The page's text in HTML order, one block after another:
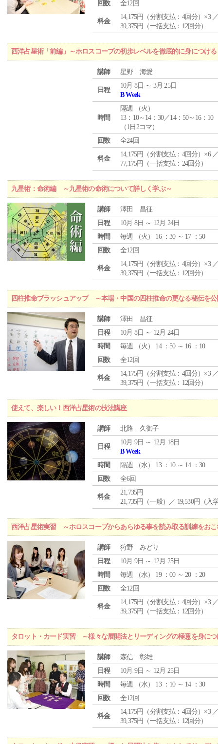
回数
全12回
料金
14,175円（分割支払：4回分）×3
39,375円（一括支払：12回分）
西洋占星術「前編」～ホロスコープの初歩レベルを徹底的に身につける
講師 星野 海愛
日程
10月 8日 ～ 3月 25日
B Week
時間
隔週 （火 ）
13：10～14：30／14：50～16：10
（1日2コマ）
回数
全24回
料金
14,175円（分割支払：4回分）×6
77,175円（一括支払：24回分）
九星術：命術編 ～九星術の命術について詳しく学ぶ～
講師
澤田 昌征
日程
10月 8日 ～ 12月 24日
時間
毎週 （火 ） 16 ：30 ～ 17 ：50
回数
全12回
料金
14,175円（分割支払：4回分）×3
39,375円（一括支払：12回分）
四柱推命ブラッシュアップ ～本場・中国の四柱推命の更なる秘伝を
講師
澤田 昌征
日程
10月 8日 ～ 12月 24日
時間
毎週 （火 ） 14 ：50 ～ 16 ：10
回数
全12回
料金
14,175円（分割支払：4回分）×3
39,375円（一括支払：12回分）
使えて、楽しい！西洋占星術の技法講座
講師 北路 久御子
日程
10月 9日 ～ 12月 18日
B Week
時間
隔週 （水） 13 ：10 ～ 14 ：30
回数
全6回
料金
21,735円
21,735円（一般）／ 19,530円（入
西洋占星術実習 ～ホロスコープからあらゆる事を読み取る訓練をおこ
講師
狩野 みどり
日程
10月 9日 ～ 12月 25日
時間
毎週 （水） 19 ：00 ～ 20 ：20
回数
全12回
料金
14,175円（分割支払：4回分）×3
39,375円（一括支払：12回分）
タロット・カード実習 ～様々な展開法とリーディングの極意を身につ
講師
森信 彰雄
日程
10月 9日 ～ 12月 25日
時間
毎週 （水） 13 ：10 ～ 14 ：30
回数
全12回
料金
14,175円（分割支払：4回分）×3
39,375円（一括支払：12回分）